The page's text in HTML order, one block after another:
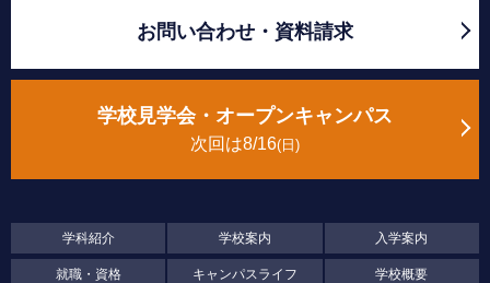
お問い合わせ・資料請求
学校見学会・オープンキャンパス
次回は8/16 日
学科紹介 学校案内 入学案内
就職・資格 キャンパスライフ 学校概要